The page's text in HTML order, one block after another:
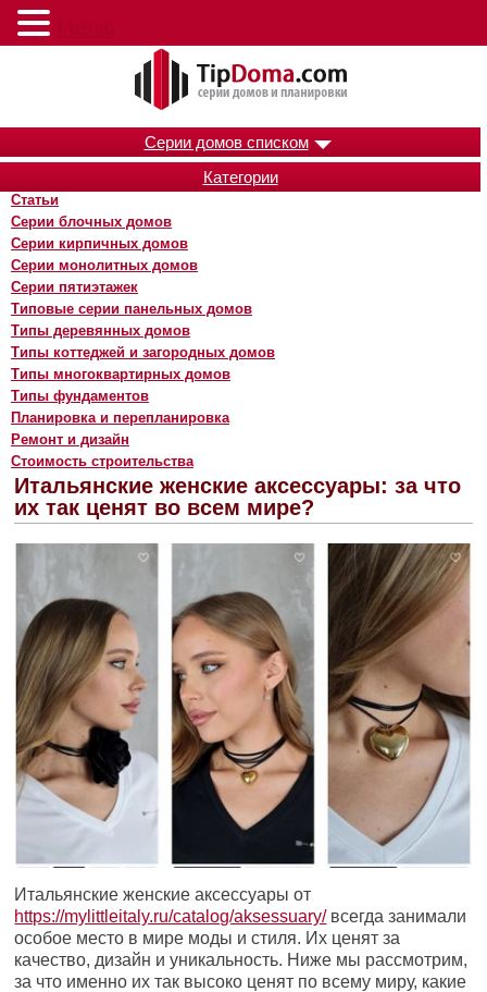
Серии домов списком
Категории
Статьи
Серии блочных домов
Серии кирпичных домов
Серии монолитных домов
Серии пятиэтажек
Типовые серии панельных домов
Типы деревянных домов
Типы коттеджей и загородных домов
Типы многоквартирных домов
Типы фундаментов
Планировка и перепланировка
Ремонт и дизайн
Стоимость строительства
Итальянские женские аксессуары: за что
их так ценят во всем мире?
Итальянские женские аксессуары от
https://mylittleitaly.ru/catalog/aksessuary/всегда занимали
особое место в мире моды и стиля. Их ценят за
качество, дизайн и уникальность. Ниже мы рассмотрим,
за что именно их так высоко ценят по всему миру, какие